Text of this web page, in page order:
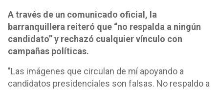
A través de un comunicado oficial, la
barranquillera reiteró que “no respalda a ningún
candidato” y rechazó cualquier vínculo con
campañas políticas.
"Las imágenes que circulan de mí apoyando a
candidatos presidenciales son falsas. No respaldo a